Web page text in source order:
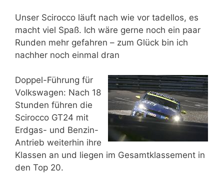
Unser Scirocco läuft nach wie vor tadellos, es
macht viel Spaß. Ich wäre gerne noch ein paar
Runden mehr gefahren – zum Glück bin ich
nachher noch einmal dran
Doppel-Führung für
Volkswagen: Nach 18
Stunden führen die
Scirocco GT24 mit
Erdgas- und Benzin-
Antrieb weiterhin ihre
Klassen an und liegen im Gesamtklassement in
den Top 20.